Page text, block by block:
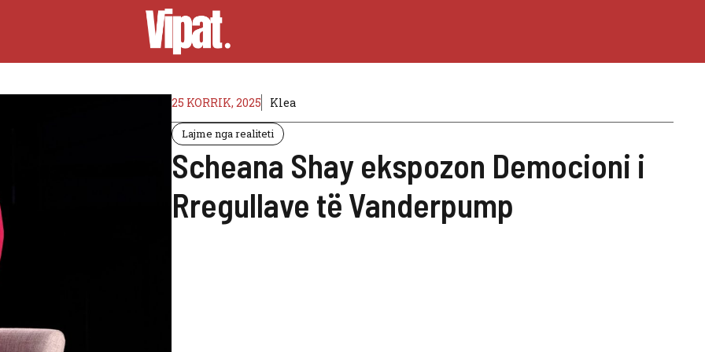
25 KORRIK, 2025 Klea
Lajme nga realiteti
Scheana Shay ekspozon Democioni i
Rregullave të Vanderpump